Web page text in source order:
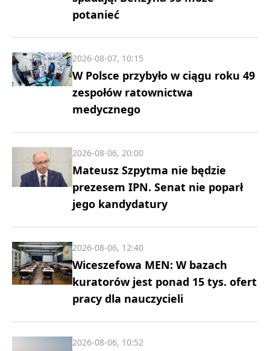
potanieć
W Polsce przybyło w ciągu roku 49
zespołów ratownictwa
medycznego
2026-08-07, 10:15
Mateusz Szpytma nie będzie
prezesem IPN. Senat nie poparł
jego kandydatury
2026-08-06, 20:00
Wiceszefowa MEN: W bazach
kuratorów jest ponad 15 tys. ofert
pracy dla nauczycieli
2026-08-06, 12:40
2026-08-06, 10:52